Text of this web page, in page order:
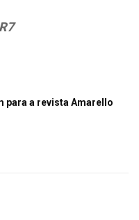
para a revista Amarello